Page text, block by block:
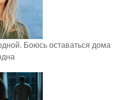
Боюсь оставаться дома